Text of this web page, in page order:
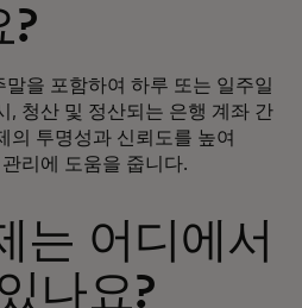
?
을 포함하여 하루 또는 일주일
, 청산 및 정산되는 은행 계좌 간
의 투명성과 신뢰도를 높여
리에 도움을 줍니다.
는 어디에서
나요?